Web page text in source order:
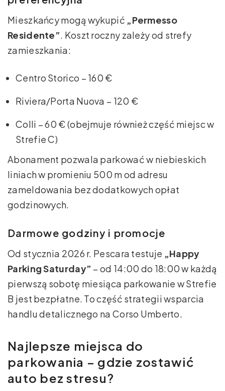
Mieszkańcy mogą wykupić „Permesso
Residente”. Koszt roczny zależy od strefy
zamieszkania:
Centro Storico – 160 €
Riviera/Porta Nuova – 120 €
Colli – 60 € (obejmuje również część miejsc w
Strefie C)
Abonament pozwala parkować w niebieskich
liniach w promieniu 500 m od adresu
zameldowania bez dodatkowych opłat
godzinowych.
Darmowe godziny i promocje
Od stycznia 2026 r. Pescara testuje „Happy
Parking Saturday” – od 14:00 do 18:00 w każdą
pierwszą sobotę miesiąca parkowanie w Strefie
B jest bezpłatne. To część strategii wsparcia
handlu detalicznego na Corso Umberto.
Najlepsze miejsca do
parkowania – gdzie zostawić
auto bez stresu?